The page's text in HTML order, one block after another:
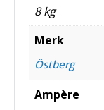
8 kg
Merk
Östberg
Ampère